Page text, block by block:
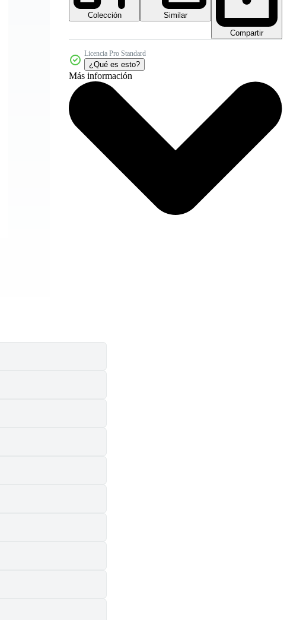
Colección
Similar
Compartir
Licencia Pro Standard
¿Qué es esto?
Más información